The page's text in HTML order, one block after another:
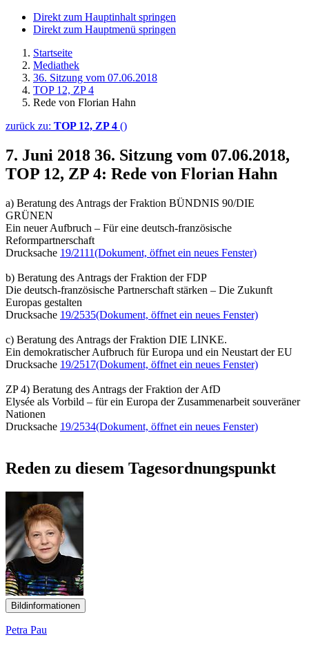
Direkt zum Hauptinhalt springen
Direkt zum Hauptmenü springen
Startseite
Mediathek
36. Sitzung vom 07.06.2018
TOP 12, ZP 4
Rede von Florian Hahn
zurück zu: TOP 12, ZP 4 ()
7. Juni 2018 36. Sitzung vom 07.06.2018,
TOP 12, ZP 4: Rede von Florian Hahn
a) Beratung des Antrags der Fraktion BÜNDNIS 90/DIE
GRÜNEN
Ein neuer Aufbruch – Für eine deutsch-französische
Reformpartnerschaft
Drucksache 19/2111(Dokument, öffnet ein neues Fenster)
b) Beratung des Antrags der Fraktion der FDP
Die deutsch-französische Partnerschaft stärken – Die Zukunft
Europas gestalten
Drucksache 19/2535(Dokument, öffnet ein neues Fenster)
c) Beratung des Antrags der Fraktion DIE LINKE.
Ein demokratischer Aufbruch für Europa und ein Neustart der EU
Drucksache 19/2517(Dokument, öffnet ein neues Fenster)
ZP 4) Beratung des Antrags der Fraktion der AfD
Elysée als Vorbild – für ein Europa der Zusammenarbeit souveräner
Nationen
Drucksache 19/2534(Dokument, öffnet ein neues Fenster)
Reden zu diesem Tagesordnungspunkt
Bildinformationen
Petra Pau